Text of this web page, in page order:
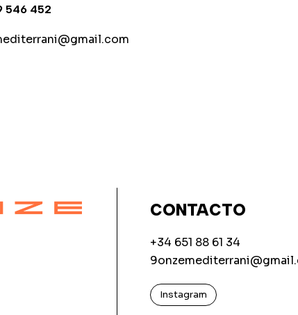
546 452
CONTACTO
+34 651 88 61 34
Instagram